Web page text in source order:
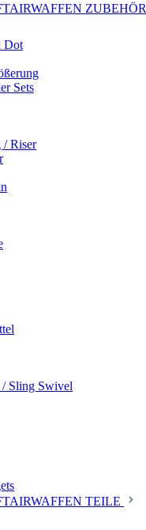
ZUBEHÖR
Dot
Sets
/ Riser
/ Sling Swivel
TEILE